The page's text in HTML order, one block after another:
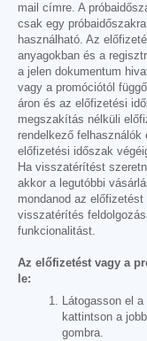
mail címre. A
csak egy
használható. Az
anyagokban és a
a jelen dokumentum
vagy a promóciótól
áron és az előfizetési
megszakítás nélküli
rendelkező
előfizetési időszak
Ha visszatérítést
akkor a legutóbbi
mondanod az
visszatérítés
funkcionalitást.
Az előfizetést vagy a
le:
Látogasson el a
kattintson a
gombra.